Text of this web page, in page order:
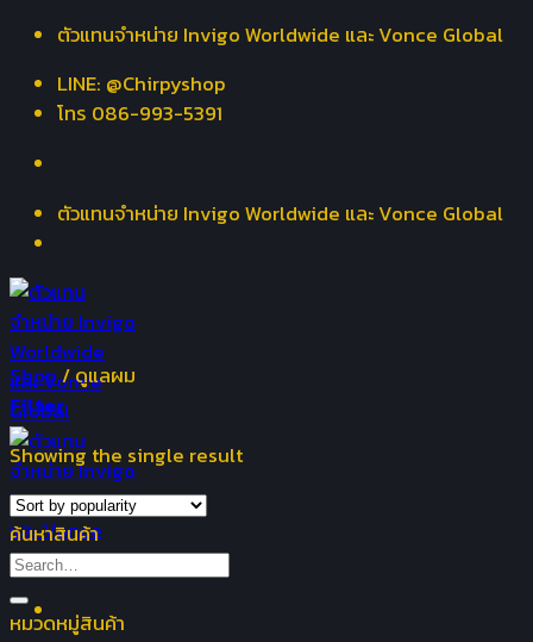
Skip
content
ตัวแทนจำหน่าย Invigo Worldwide และ Vonce Global
LINE: @Chirpyshop
โทร 086-993-5391
ตัวแทนจำหน่าย Invigo Worldwide และ Vonce Global
Shop/ดูแลผม
Filter
Showing the single result
ค้นหาสินค้า
Search
for:
หมวดหมู่สินค้า